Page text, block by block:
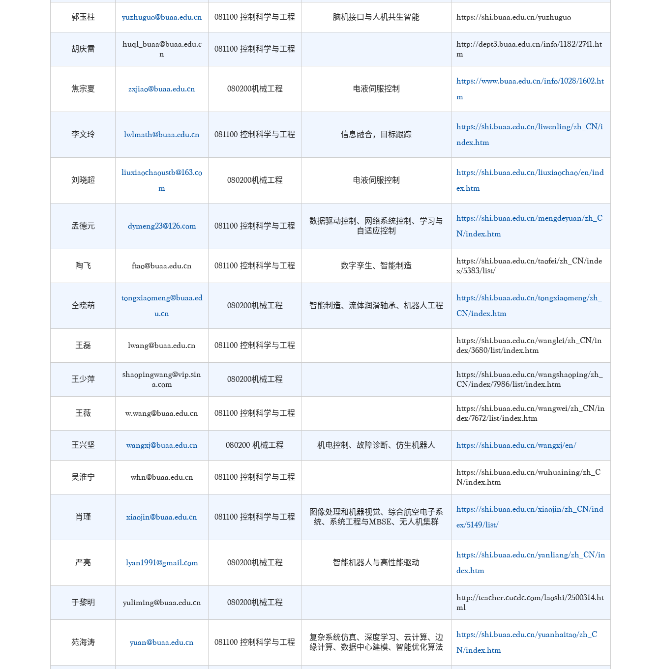
郭玉柱 yuzhuguo@buaa.edu.cn 081100 控制科学与工程 脑机接口与人机共生智能 https://shi.buaa.edu.cn/yuzhuguo
胡庆雷
huql_buaa@buaa.edu.c
n
081100 控制科学与工程
http://dept3.buaa.edu.cn/info/1182/2741.ht
m
焦宗夏 zxjiao@buaa.edu.cn 080200机械工程 电液伺服控制
https://www.buaa.edu.cn/info/1028/1602.ht
m
李文玲 lwlmath@buaa.edu.cn 081100 控制科学与工程 信息融合，目标跟踪
https://shi.buaa.edu.cn/liwenling/zh_CN/i
ndex.htm
刘晓超
liuxiaochaoustb@163.co
m
080200机械工程 电液伺服控制
https://shi.buaa.edu.cn/liuxiaochao/en/ind
ex.htm
孟德元 dymeng23@126.com 081100 控制科学与工程
数据驱动控制、网络系统控制、学习与
自适应控制
https://shi.buaa.edu.cn/mengdeyuan/zh_C
N/index.htm
陶飞 ftao@buaa.edu.cn 081100 控制科学与工程 数字孪生、智能制造
https://shi.buaa.edu.cn/taofei/zh_CN/inde
x/5383/list/
仝晓萌
tongxiaomeng@buaa.ed
u.cn
080200机械工程 智能制造、流体润滑轴承、机器人工程
https://shi.buaa.edu.cn/tongxiaomeng/zh_
CN/index.htm
王磊 lwang@buaa.edu.cn 081100 控制科学与工程
https://shi.buaa.edu.cn/wanglei/zh_CN/in
dex/3680/list/index.htm
王少萍
shaopingwang@vip.sin
a.com
080200机械工程
https://shi.buaa.edu.cn/wangshaoping/zh_
CN/index/7986/list/index.htm
王薇 w.wang@buaa.edu.cn 081100 控制科学与工程
https://shi.buaa.edu.cn/wangwei/zh_CN/in
dex/7672/list/index.htm
王兴坚 wangxj@buaa.edu.cn 080200 机械工程 机电控制、故障诊断、仿生机器人 https://shi.buaa.edu.cn/wangxj/en/
吴淮宁 whn@buaa.edu.cn 081100 控制科学与工程
https://shi.buaa.edu.cn/wuhuaining/zh_C
N/index.htm
肖瑾 xiaojin@buaa.edu.cn 081100 控制科学与工程
图像处理和机器视觉、综合航空电子系
统、系统工程与MBSE、无人机集群
https://shi.buaa.edu.cn/xiaojin/zh_CN/ind
ex/5149/list/
严亮 lyan1991@gmail.com 080200机械工程 智能机器人与高性能驱动
https://shi.buaa.edu.cn/yanliang/zh_CN/in
dex.htm
于黎明 yuliming@buaa.edu.cn 080200机械工程
http://teacher.cucdc.com/laoshi/2500314.ht
ml
苑海涛 yuan@buaa.edu.cn 081100 控制科学与工程
复杂系统仿真、深度学习、云计算、边
缘计算、数据中心建模、智能优化算法
https://shi.buaa.edu.cn/yuanhaitao/zh_C
N/index.htm